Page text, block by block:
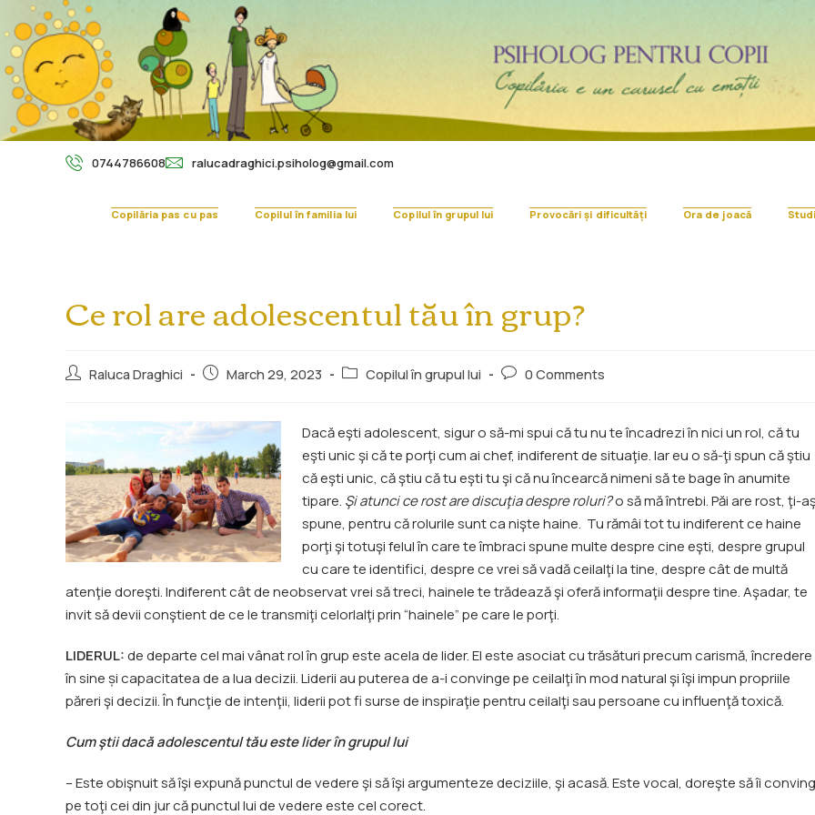
0744786608 ralucadraghici.psiholog@gmail.com
Copilăria pas cu pas Copilul în familia lui Copilul în grupul lui Provocări și dificultăți Ora de joacă
Ce rol are adolescentul tău în grup?
Raluca Draghici March 29, 2023 Copilul în grupul lui 0 Comments
Dacă eşti adolescent, sigur o să-mi spui că tu nu te încadrezi în nici un rol, că tu
eşti unic şi că te porţi cum ai chef, indiferent de situaţie. Iar eu o să-ţi spun că ştiu
că eşti unic, că ştiu că tu eşti tu şi că nu încearcă nimeni să te bage în anumite
tipare. Şi atunci ce rost are discuţia despre roluri?o să mă întrebi. Păi are rost, ţi-
spune, pentru că rolurile sunt ca nişte haine. Tu rămâi tot tu indiferent ce haine
porţi şi totuşi felul în care te îmbraci spune multe despre cine eşti, despre grupul
cu care te identifici, despre ce vrei să vadă ceilalţi la tine, despre cât de multă
atenţie doreşti. Indiferent cât de neobservat vrei să treci, hainele te trădează şi oferă informaţii despre tine. Aşadar, te
invit să devii conştient de ce le transmiţi celorlalţi prin “hainele” pe care le porţi.
LIDERUL:de departe cel mai vânat rol în grup este acela de lider. El este asociat cu trăsături precum carismă, încredere
în sine și capacitatea de a lua decizii. Liderii au puterea de a-i convinge pe ceilalţi în mod natural şi îşi impun propriile
păreri şi decizii. În funcţie de intenţii, liderii pot fi surse de inspiraţie pentru ceilalţi sau persoane cu influenţă toxică.
Cum ştii dacă adolescentul tău este lider în grupul lui
– Este obişnuit să îşi expună punctul de vedere şi să îşi argumenteze deciziile, şi acasă. Este vocal, doreşte să îi
pe toţi cei din jur că punctul lui de vedere este cel corect.